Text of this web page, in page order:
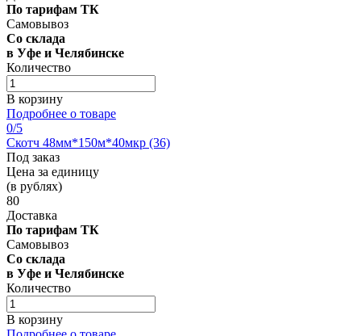
По тарифам ТК
Самовывоз
Со склада
в Уфе и Челябинске
Количество
В корзину
Подробнее о товаре
0/5
Скотч 48мм*150м*40мкр (36)
Под заказ
Цена за единицу
(в рублях)
80
Доставка
По тарифам ТК
Самовывоз
Со склада
в Уфе и Челябинске
Количество
В корзину